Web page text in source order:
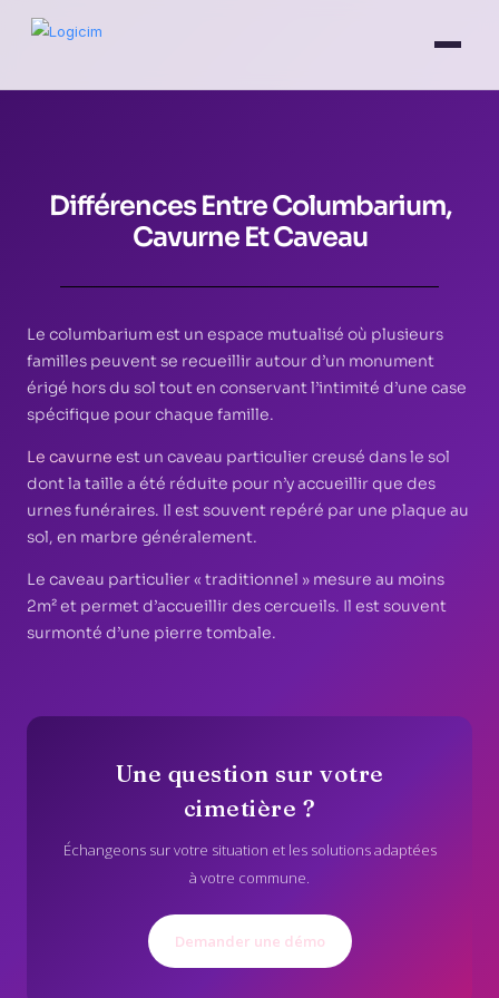
Différences Entre Columbarium,
Cavurne Et Caveau
Le columbarium est un espace mutualisé où plusieurs
familles peuvent se recueillir autour d’un monument
érigé hors du sol tout en conservant l’intimité d’une case
spécifique pour chaque famille.
Le cavurne est un caveau particulier creusé dans le sol
dont la taille a été réduite pour n’y accueillir que des
urnes funéraires. Il est souvent repéré par une plaque au
sol, en marbre généralement.
Le caveau particulier « traditionnel » mesure au moins
2m² et permet d’accueillir des cercueils. Il est souvent
surmonté d’une pierre tombale.
Une question sur votre
cimetière ?
Échangeons sur votre situation et les solutions adaptées
à votre commune.
Demander une démo